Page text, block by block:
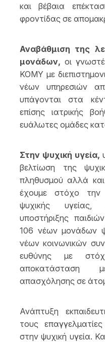
και βέβαια
φροντίδας σε
Αναβάθμιση της
μονάδων, οι
ΚΟΜΥ με
νέων υπηρεσιών
υπάγονται στα
επίσης ιατρικής
ευάλωτες ομάδες
Στην ψυχική υγεία,
βελτίωση της
πληθυσμού αλλά
έχουμε στόχο
ψυχικής υγείας,
υποστήριξης
106 νέων μονάδων
νέων κοινωνικών
ευθύνης με
αποκατάσταση
απασχόλησης σε
Ανάπτυξη
τους
στην ψυχική υγεία.